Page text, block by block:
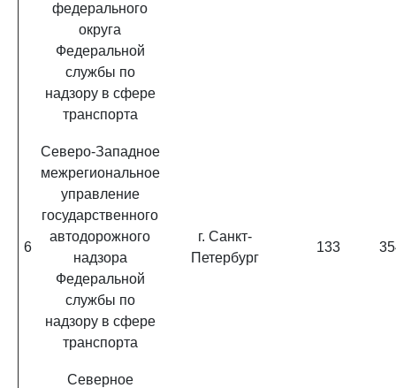
федерального
округа
Федеральной
службы по
надзору в сфере
транспорта
6
Северо-Западное
межрегиональное
управление
государственного
автодорожного
надзора
Федеральной
службы по
надзору в сфере
транспорта
г. Санкт-
Петербург
133
Северное